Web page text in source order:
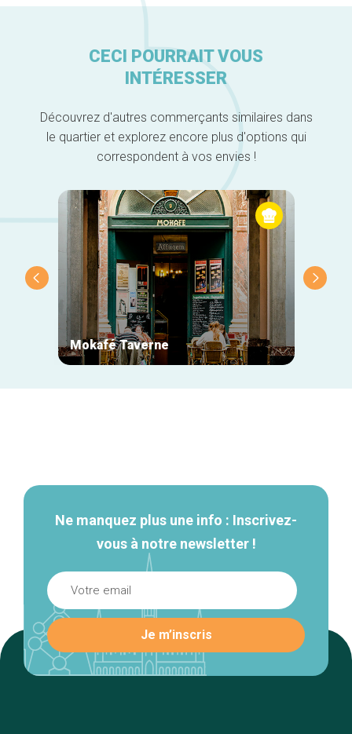
CECI POURRAIT VOUS
INTÉRESSER
Découvrez d'autres commerçants similaires dans
le quartier et explorez encore plus d'options qui
correspondent à vos envies !
Mokafé Taverne
Ne manquez plus une info : Inscrivez-
vous à notre newsletter !